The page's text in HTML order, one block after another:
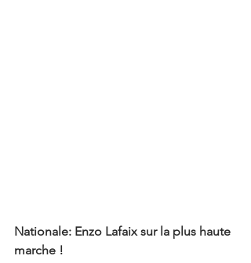
Nationale: Enzo Lafaix sur la plus haute
marche !